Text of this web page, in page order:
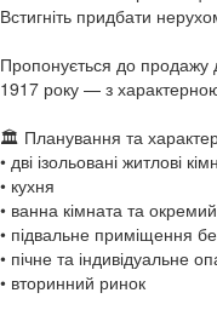
Встигніть придбати
Пропонується до продажу
1917 року — з
🏛 Планування та
• дві ізольовані житлові
• кухня
• ванна кімната та
• підвальне приміщення
• пічне та індивідуальне
• вторинний ринок